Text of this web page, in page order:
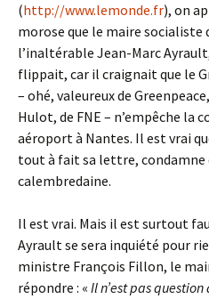
(http://www.lemonde.fr), on
morose que le maire socialiste
l’inaltérable Jean-Marc
flippait, car il craignait que le
– ohé, valeureux de
Hulot, de FNE – n’empêche la
aéroport à Nantes. Il est vrai
tout à fait sa lettre, condamne
calembredaine.
Il est vrai. Mais il est surtout
Ayrault se sera inquiété pour
ministre François Fillon, le
répondre : « Il n’est pas